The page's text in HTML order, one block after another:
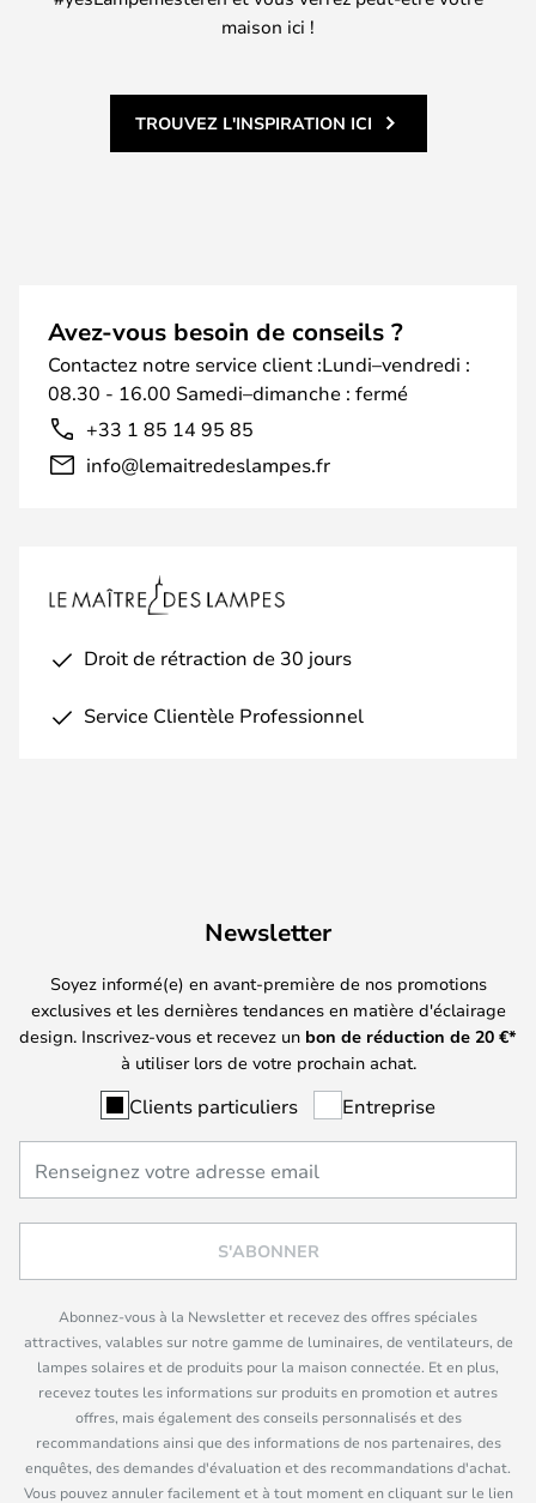
maison ici !
TROUVEZ L'INSPIRATION ICI
Avez-vous besoin de conseils ?
Contactez notre service client :Lundi–vendredi :
08.30 - 16.00 Samedi–dimanche : fermé
+33 1 85 14 95 85
info@lemaitredeslampes.fr
Droit de rétraction de 30 jours
Service Clientèle Professionnel
Newsletter
Soyez informé(e) en avant-première de nos promotions
exclusives et les dernières tendances en matière d'éclairage
design. Inscrivez-vous et recevez un bon de réduction de 20 €*
à utiliser lors de votre prochain achat.
Clients particuliers Entreprise
S'ABONNER
Abonnez-vous à la Newsletter et recevez des offres spéciales
attractives, valables sur notre gamme de luminaires, de ventilateurs, de
lampes solaires et de produits pour la maison connectée. Et en plus,
recevez toutes les informations sur produits en promotion et autres
offres, mais également des conseils personnalisés et des
recommandations ainsi que des informations de nos partenaires, des
enquêtes, des demandes d'évaluation et des recommandations d'achat.
Vous pouvez annuler facilement et à tout moment en cliquant sur le lien